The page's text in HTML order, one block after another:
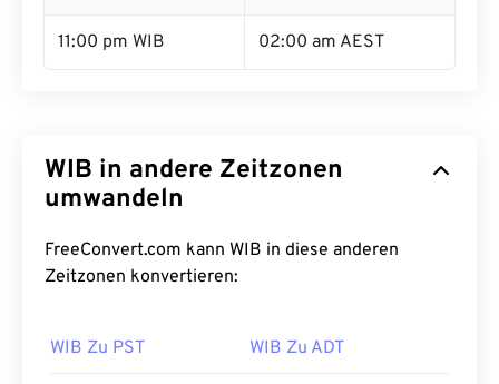
11:00 pm WIB 02:00 am AEST
WIB in andere Zeitzonen
umwandeln
FreeConvert.com kann WIB in diese anderen
Zeitzonen konvertieren:
WIB Zu PST WIB Zu ADT